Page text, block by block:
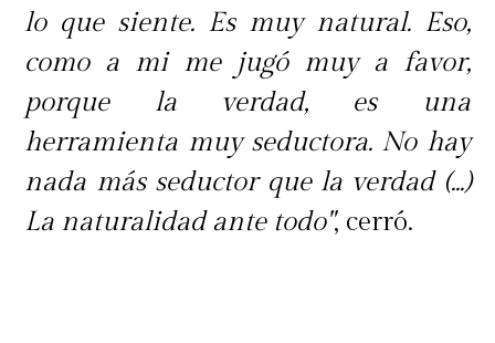
lo que siente. Es muy natural. Eso,
como a mi me jugó muy a favor,
porque la verdad, es una
herramienta muy seductora. No hay
nada más seductor que la verdad (...)
La naturalidad ante todo", cerró.